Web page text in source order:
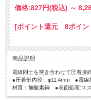
価格:827円(税込) ～
[ポイント還元 8ポイン
商品説明
電線同士を突き合わせて圧着接
●圧着部内径：φ11.4mm ●電線
材質：無酸素銅 ●表面処理:ス